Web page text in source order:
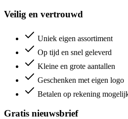
Veilig en vertrouwd
Uniek eigen assortiment
Op tijd en snel geleverd
Kleine en grote aantallen
Geschenken met eigen logo
Betalen op rekening
Gratis nieuwsbrief